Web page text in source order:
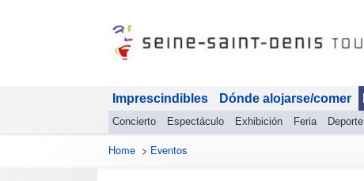
Imprescindibles Dónde alojarse/comer
Concierto Espectáculo Exhibición Feria Deporte
Home > Eventos